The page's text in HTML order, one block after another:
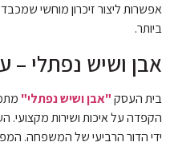
אפשרות ליצור זיכרון מוחשי
ביותר.
אבן ושיש נפתלי –
בית העסק"אבן ושיש נפתלי"
ידי הדור הרביעי של המשפחה.